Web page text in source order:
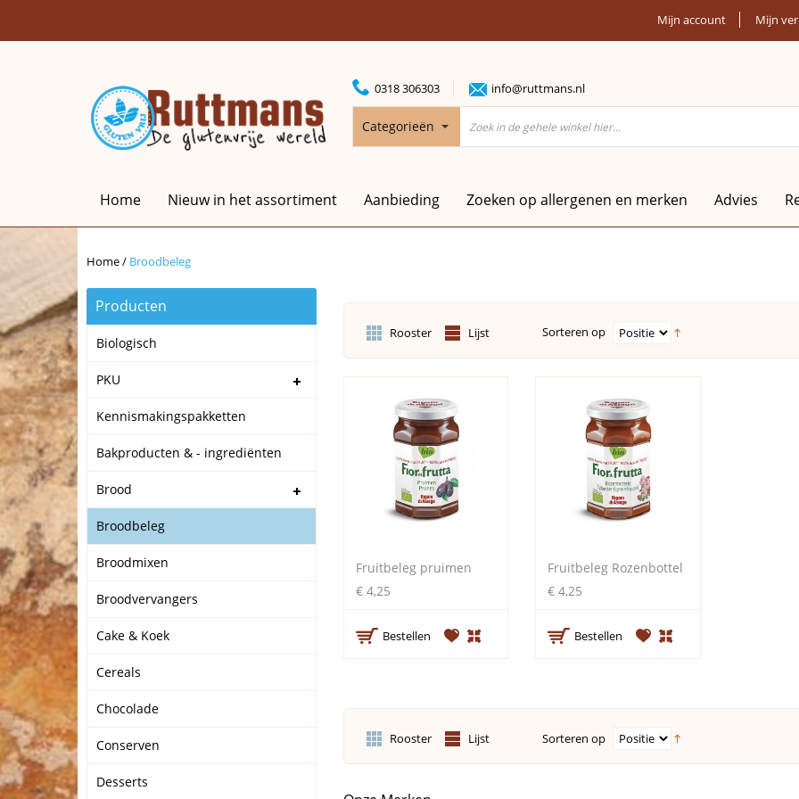
Mijn account Mijn
0318 306303 info@ruttmans.nl
Categorieën
Home Nieuw in het assortiment Aanbieding Zoeken op allergenen en merken Advies
Home/ Broodbeleg
Producten
Biologisch
PKU
Kennismakingspakketten
Bakproducten & - ingrediënten
Brood
Broodbeleg
Broodmixen
Broodvervangers
Cake & Koek
Cereals
Chocolade
Conserven
Desserts
Rooster Lijst Sorteren op
Fruitbeleg pruimen
€ 4,25
Bestellen
Fruitbeleg Rozenbottel
€ 4,25
Bestellen
Rooster Lijst Sorteren op